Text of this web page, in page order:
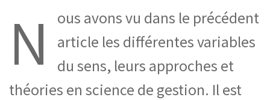
N
ous avons vu dans le précédent
article les différentes variables
du sens, leurs approches et
théories en science de gestion. Il est